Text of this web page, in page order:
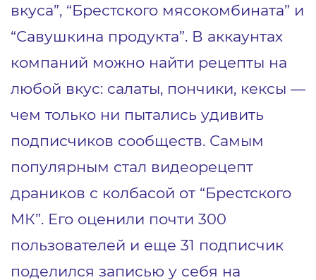
вкуса”, “Брестского мясокомбината” и
“Савушкина продукта”. В аккаунтах
компаний можно найти рецепты на
любой вкус: салаты, пончики, кексы —
чем только ни пытались удивить
подписчиков сообществ. Самым
популярным стал видеорецепт
драников с колбасой от “Брестского
МК”. Его оценили почти 300
пользователей и еще 31 подписчик
поделился записью у себя на